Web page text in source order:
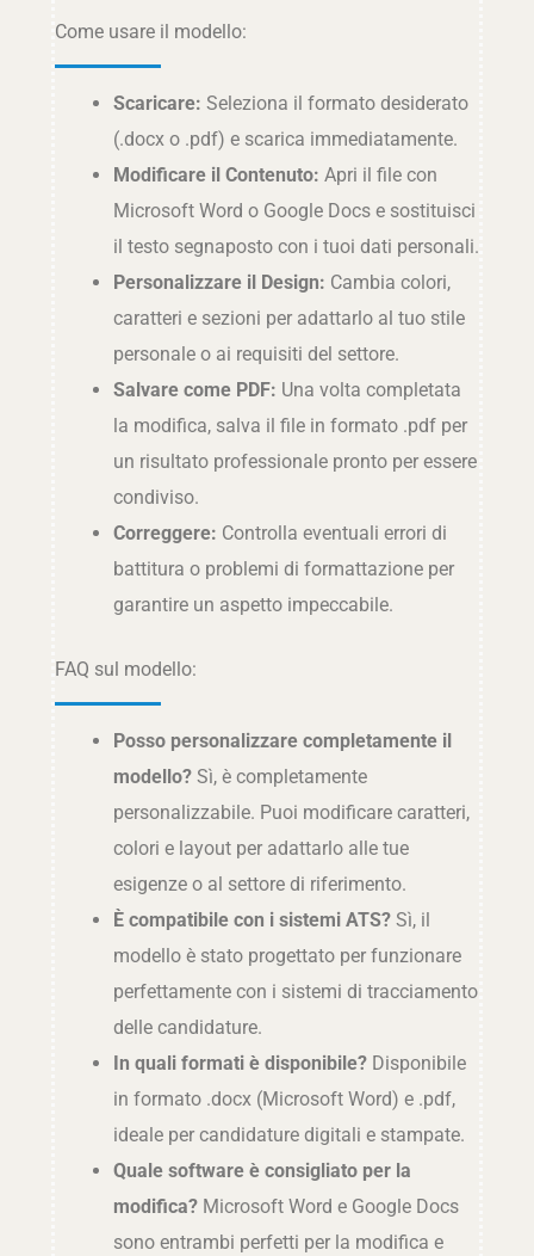
Come usare il modello:
Scaricare: Seleziona il formato desiderato
(.docx o .pdf) e scarica immediatamente.
Modificare il Contenuto: Apri il file con
Microsoft Word o Google Docs e sostituisci
il testo segnaposto con i tuoi dati personali.
Personalizzare il Design: Cambia colori,
caratteri e sezioni per adattarlo al tuo stile
personale o ai requisiti del settore.
Salvare come PDF: Una volta completata
la modifica, salva il file in formato .pdf per
un risultato professionale pronto per essere
condiviso.
Correggere: Controlla eventuali errori di
battitura o problemi di formattazione per
garantire un aspetto impeccabile.
FAQ sul modello:
Posso personalizzare completamente il
modello?Sì, è completamente
personalizzabile. Puoi modificare caratteri,
colori e layout per adattarlo alle tue
esigenze o al settore di riferimento.
È compatibile con i sistemi ATS?Sì, il
modello è stato progettato per funzionare
perfettamente con i sistemi di tracciamento
delle candidature.
In quali formati è disponibile?Disponibile
in formato .docx (Microsoft Word) e .pdf,
ideale per candidature digitali e stampate.
Quale software è consigliato per la
modifica?Microsoft Word e Google Docs
sono entrambi perfetti per la modifica e